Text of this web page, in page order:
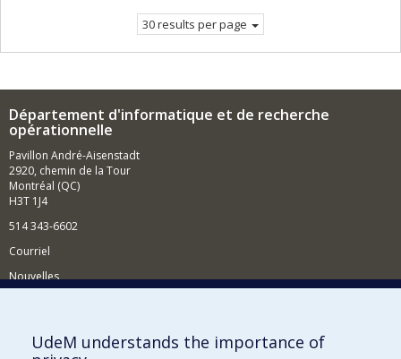
30 results per page
Département d'informatique et de recherche
opérationnelle
Pavillon André-Aisenstadt
2920, chemin de la Tour
Montréal (QC)
H3T 1J4
514 343-6602
Courriel
Nouvelles
Comment soutenir le Département?
UdeM understands the importance of